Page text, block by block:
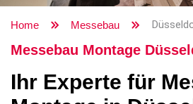
Home Messebau
Messebau Montage
Ihr Experte für